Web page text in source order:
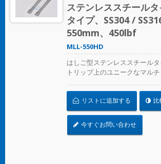
ステンレススチール
タイプ、SS304 / SS316
550mm、450lbf
MLL-550HD
はしご型ステンレススチール
トリップ上のユニークなマル
す
リストに追加する
今すぐお問い合わせ